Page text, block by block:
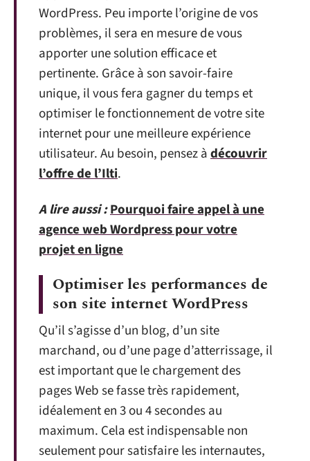
WordPress. Peu importe l’origine de vos
problèmes, il sera en mesure de vous
apporter une solution efficace et
pertinente. Grâce à son savoir-faire
unique, il vous fera gagner du temps et
optimiser le fonctionnement de votre site
internet pour une meilleure expérience
utilisateur. Au besoin, pensez àdécouvrir
l’offre de l’Ilti.
A lire aussi :Pourquoi faire appel à une
agence web Wordpress pour votre
projet en ligne
Optimiser les performances de
son site internet WordPress
Qu’il s’agisse d’un blog, d’un site
marchand, ou d’une page d’atterrissage, il
est important que le chargement des
pages Web se fasse très rapidement,
idéalement en 3 ou 4 secondes au
maximum. Cela est indispensable non
seulement pour satisfaire les internautes,